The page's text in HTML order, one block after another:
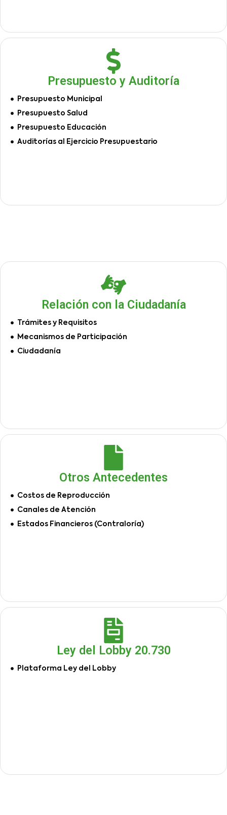
Presupuesto y Auditoría
Presupuesto Municipal
Presupuesto Salud
Presupuesto Educación
Auditorías al Ejercicio Presupuestario
Relación con la Ciudadanía
Trámites y Requisitos
Mecanismos de Participación
Ciudadanía
Otros Antecedentes
Costos de Reproducción
Canales de Atención
Estados Financieros (Contraloría)
Ley del Lobby 20.730
Plataforma Ley del Lobby